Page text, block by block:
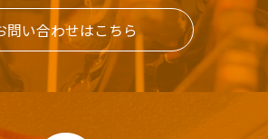
問い合わせはこちら